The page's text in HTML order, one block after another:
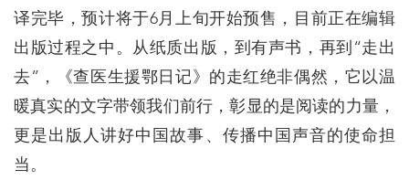
译完毕，预计将于6月上旬开始预售，目前正在编辑
出版过程之中。从纸质出版，到有声书，再到“走出
去”，《查医生援鄂日记》的走红绝非偶然，它以温
暖真实的文字带领我们前行，彰显的是阅读的力量，
更是出版人讲好中国故事、传播中国声音的使命担
当。